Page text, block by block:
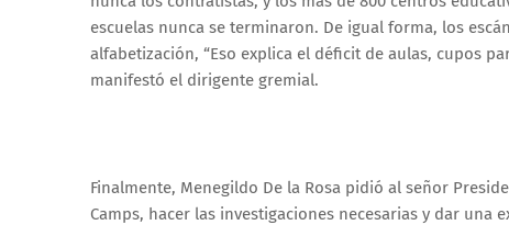
escuelas nunca se terminaron. De igual forma, los
alfabetización, “Eso explica el déficit de aulas, cupos
manifestó el dirigente gremial.
Finalmente, Menegildo De la Rosa pidió al señor
Camps, hacer las investigaciones necesarias y dar